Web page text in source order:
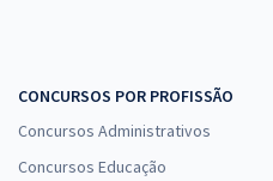
Economize
CONCURSOS POR PROFISSÃO
Concursos Administrativos
Concursos Educação